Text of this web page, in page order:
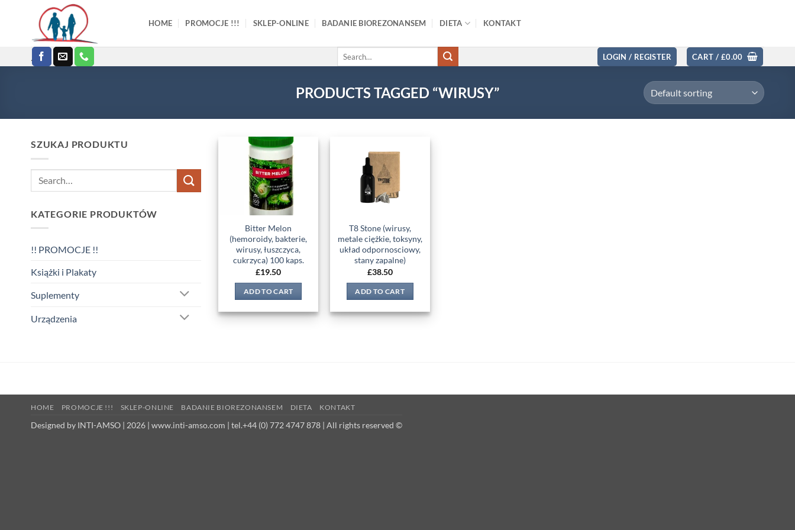
.
HOME PROMOCJE !!! SKLEP-ONLINE BADANIE BIOREZONANSEM DIETA KONTAKT
Search
LOGIN / REGISTER CART / £0.00
PRODUCTS TAGGED “WIRUSY”
SZUKAJ PRODUKTU
Search
for:
KATEGORIE PRODUKTÓW
!! PROMOCJE !!
Książki i Plakaty
Suplementy
Urządzenia
Add to
wishlist
Bitter Melon
(hemoroidy, bakterie,
wirusy, łuszczyca,
cukrzyca) 100 kaps.
£19.50
ADD TO CART
T8 Stone (wirusy,
metale ciężkie, toksyny,
układ odpornosciowy,
stany zapalne)
£38.50
ADD TO CART
HOME PROMOCJE !!! SKLEP-ONLINE BADANIE BIOREZONANSEM DIETA KONTAKT
Designed by INTI-AMSO | 2026 | www.inti-amso.com | tel.+44 (0) 772 4747 878 | All rights reserved ©